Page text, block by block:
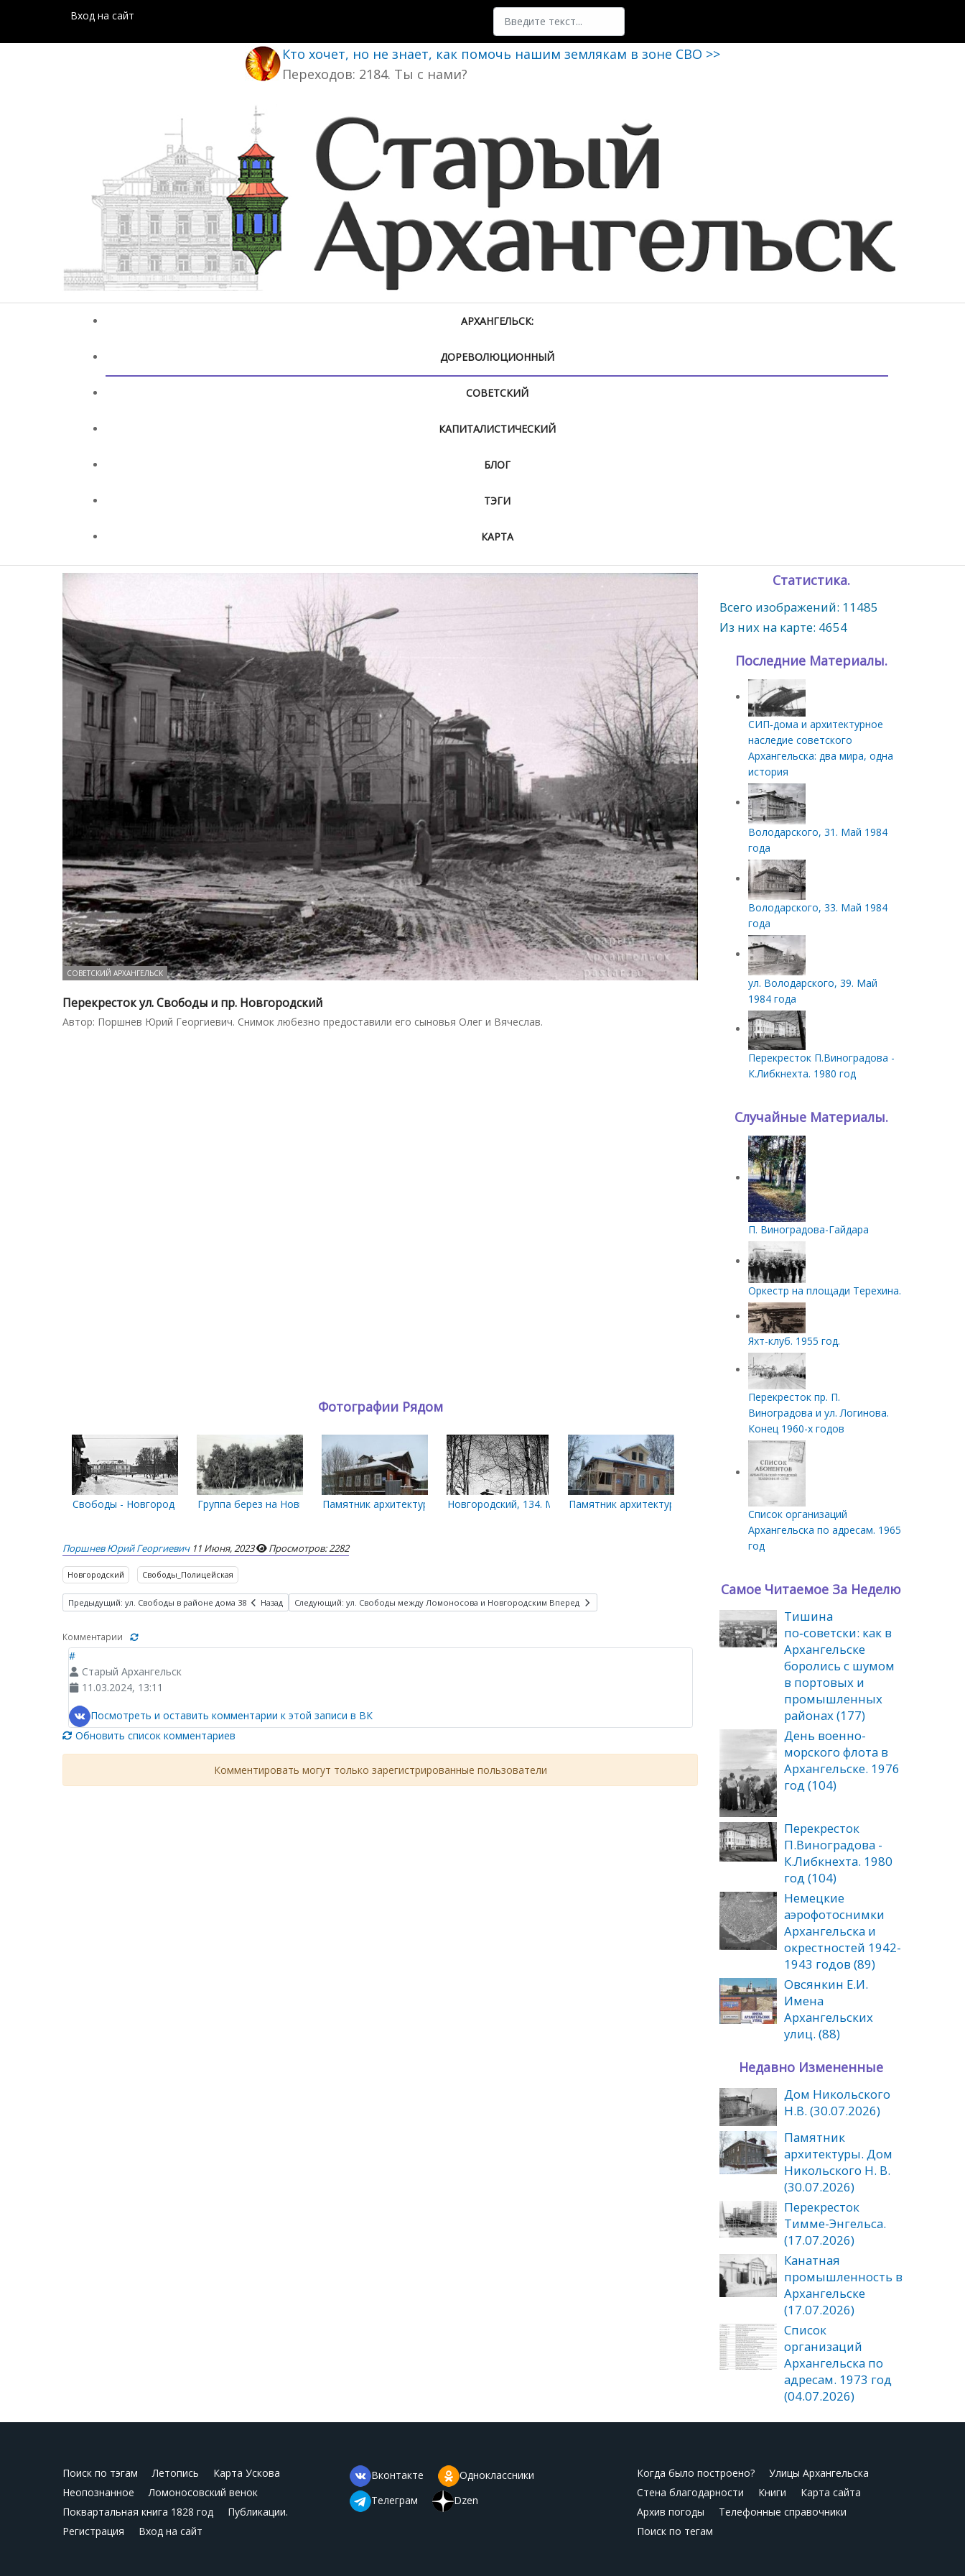
Вход на сайт Поиск
Кто хочет, но не знает, как помочь нашим землякам в зоне СВО >>
Переходов: 2184. Ты с нами?
АРХАНГЕЛЬСК:
ДОРЕВОЛЮЦИОННЫЙ
СОВЕТСКИЙ
КАПИТАЛИСТИЧЕСКИЙ
БЛОГ
ТЭГИ
КАРТА
СОВЕТСКИЙ АРХАНГЕЛЬСК
Перекресток ул. Свободы и пр. Новгородский
Автор: Поршнев Юрий Георгиевич. Снимок любезно предоставили его сыновья Олег и Вячеслав.
Фотографии Рядом
Свободы - Новгородский. Детский сад Ромашка. Март 1987 года.
Группа берез на Новгородском между улицами Свободы и Карла Маркса. 1980 г
Памятник архитектуры. Городская усадьба Карельского Г. Ф.
Новгородский, 134. Март 1978 годаПамятник архитектуры. Дом Алферова А. И.
Поршнев Юрий Георгиевич 11 Июня, 2023 Просмотров: 2282
Новгородский Свободы_Полицейская
Предыдущий: ул. Свободы в районе дома 38 Назад Следующий: ул. Свободы между Ломоносова и Новгородским Вперед
Комментарии
#
Старый Архангельск
11.03.2024, 13:11
Посмотреть и оставить комментарии к этой записи в ВК
Обновить список комментариев
Комментировать могут только зарегистрированные пользователи
Статистика.
Всего изображений: 11485
Из них на карте: 4654
Последние Материалы.
СИП‑дома и архитектурное
наследие советского
Архангельска: два мира, одна
история
Володарского, 31. Май 1984
года
Володарского, 33. Май 1984
года
ул. Володарского, 39. Май
1984 года
Перекресток П.Виноградова -
К.Либкнехта. 1980 год
Случайные Материалы.
П. Виноградова-Гайдара
Оркестр на площади Терехина.
Яхт-клуб. 1955 год.
Перекресток пр. П.
Виноградова и ул. Логинова.
Конец 1960-х годов
Список организаций
Архангельска по адресам. 1965
год
Самое Читаемое За Неделю
Тишина
по‑советски: как в
Архангельске
боролись с шумом
в портовых и
промышленных
районах (177)
День военно-
морского флота в
Архангельске. 1976
год (104)
Перекресток
П.Виноградова -
К.Либкнехта. 1980
год (104)
Немецкие
аэрофотоснимки
Архангельска и
окрестностей 1942-
1943 годов (89)
Овсянкин Е.И.
Имена
Архангельских
улиц. (88)
Недавно Измененные
Дом Никольского
Н.В. (30.07.2026)
Памятник
архитектуры. Дом
Никольского Н. В.
(30.07.2026)
Перекресток
Тимме-Энгельса.
(17.07.2026)
Канатная
промышленность в
Архангельске
(17.07.2026)
Список
организаций
Архангельска по
адресам. 1973 год
(04.07.2026)
Поиск по тэгам Летопись
Карта Ускова
Неопознанное
Ломоносовский венок
Поквартальная книга 1828 год
Публикации.
Регистрация
Вход на сайт
Вконтакте
Одноклассники
Телеграм
Dzen
Когда было построено?
Улицы Архангельска
Стена благодарности
Книги
Карта сайта
Архив погоды
Телефонные справочники
Поиск по тегам